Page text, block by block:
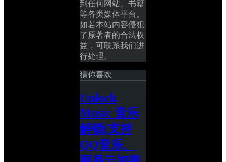
到任何网站、书籍
等各类媒体平台。
如若本站内容侵犯
了原著者的合法权
益，可联系我们进
行处理。
猜你喜欢
Unlock
Music 音乐
解锁(支持
QQ音乐、